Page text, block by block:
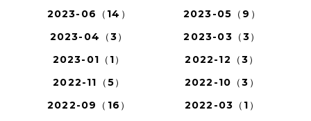
2023-06（14）
2023-05（9）
2023-04（3）
2023-03（3）
2023-01（1）
2022-12（3）
2022-11（5）
2022-10（3）
2022-09（16）
2022-03（1）